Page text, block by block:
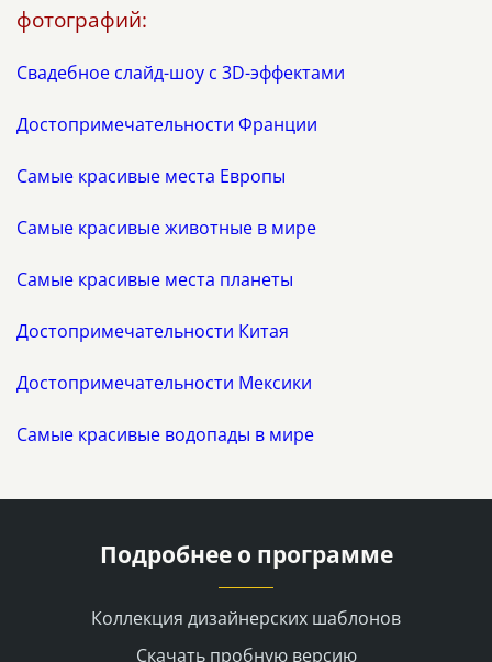
фотографий:
Свадебное слайд-шоу с 3D-эффектами
Достопримечательности Франции
Самые красивые места Европы
Самые красивые животные в мире
Самые красивые места планеты
Достопримечательности Китая
Достопримечательности Мексики
Самые красивые водопады в мире
Подробнее о программе
Коллекция дизайнерских шаблонов
Скачать пробную версию